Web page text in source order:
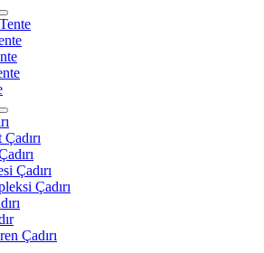
Çadırı
Çadırı
Çadırı